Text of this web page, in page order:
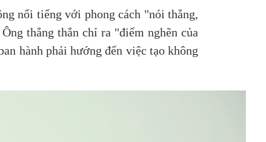
nổi tiếng với phong cách "nói thẳng,
thẳng thắn chỉ ra "điểm nghẽn của
hành phải hướng đến việc tạo không